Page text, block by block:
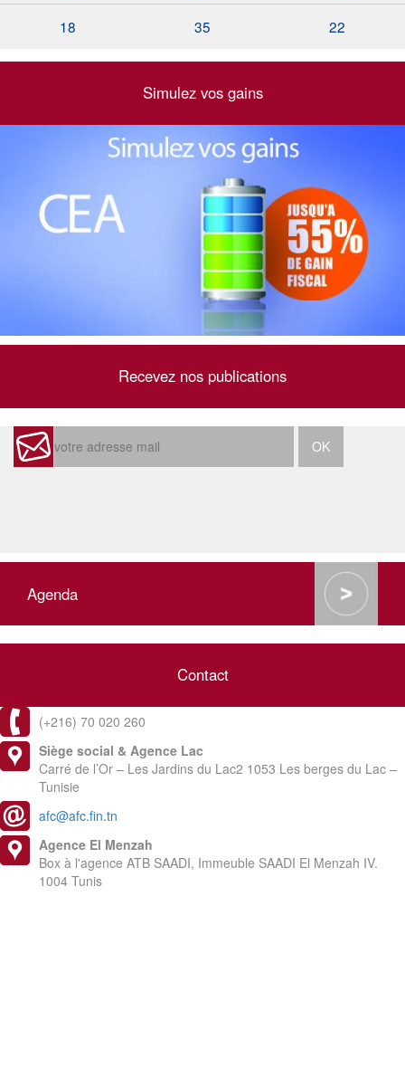
18 35 22
Simulez vos gains
Recevez nos publications
Agenda
Contact
(+216) 70 020 260
Siège social & Agence Lac
Carré de l’Or – Les Jardins du Lac2 1053 Les berges du Lac –
Tunisie
afc@afc.fin.tn
Agence El Menzah
Box à l'agence ATB SAADI, Immeuble SAADI El Menzah IV.
1004 Tunis